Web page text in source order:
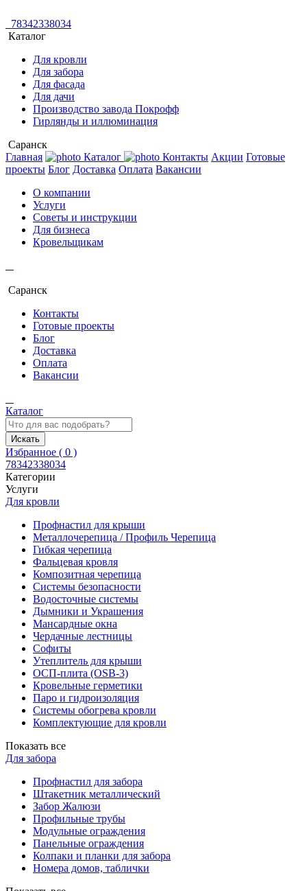
78342338034
Каталог
Для кровли
Для забора
Для фасада
Для дачи
Производство завода Покрофф
Гирлянды и иллюминация
Саранск
Главная
Каталог Контакты Акции Готовые
проекты Блог Доставка Оплата Вакансии
О компании
Услуги
Советы и инструкции
Для бизнеса
Кровельщикам
Саранск
Контакты
Готовые проекты
Блог
Доставка
Оплата
Вакансии
Каталог
Искать
Избранное ( 0 )
78342338034
Категории
Услуги
Для кровли
Профнастил для крыши
Металлочерепица / Профиль Черепица
Гибкая черепица
Фальцевая кровля
Композитная черепица
Системы безопасности
Водосточные системы
Дымники и Украшения
Мансардные окна
Чердачные лестницы
Софиты
Утеплитель для крыши
ОСП-плита (OSB-3)
Кровельные герметики
Паро и гидроизоляция
Системы обогрева кровли
Комплектующие для кровли
Показать все
Для забора
Профнастил для забора
Штакетник металлический
Забор Жалюзи
Профильные трубы
Модульные ограждения
Панельные ограждения
Колпаки и планки для забора
Номера домов, таблички